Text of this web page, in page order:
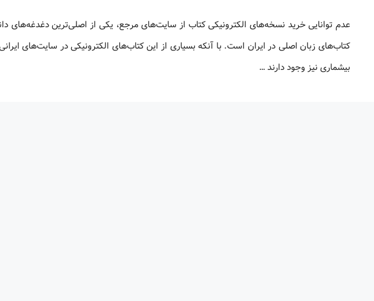
عدم توانایی خرید نسخه‌های الکترونیکی کتاب‌ از سایت‌های مرجع، یکی از اصلی‌ترین دغدغه‌های
کتاب‌های زبان اصلی در ایران است. با آنکه بسیاری از این کتاب‌های الکترونیکی در سایت‌های
بیشماری نیز وجود دارند …